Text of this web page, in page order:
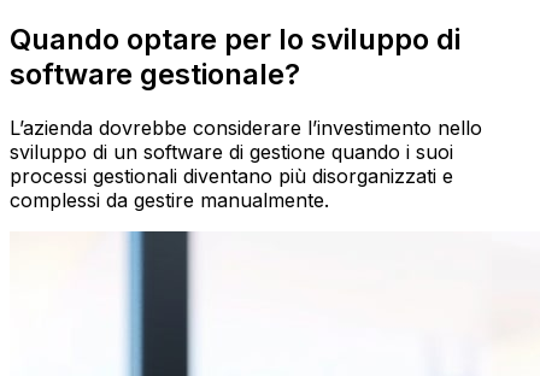
Quando optare per lo sviluppo di
software gestionale?
L’azienda dovrebbe considerare l’investimento nello
sviluppo di un software di gestione quando i suoi
processi gestionali diventano più disorganizzati e
complessi da gestire manualmente.